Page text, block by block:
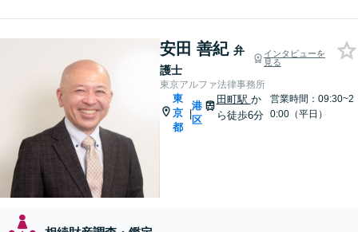
安田 善紀 弁
護士
インタビューを
見る
東京アルファ法律事務所
東
京
都
|
港
区
田町駅 か
ら徒歩6分
営業時間：09:30~2
0:00（平日）